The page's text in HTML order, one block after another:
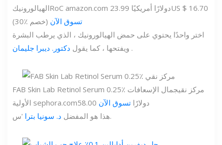
الهيالورونيكRoC amazon.com 23.99 دولارًا أمريكيًاUS $ 16.70
(30٪ خصم) تسوق الآن
اختر واحدًا يحتوي على حمض الهيالورونيك ، الذي يرطب البشرة
ويفتحها ، كما يقول دكتور. ديبرا جليمان .
FAB Skin Lab Retinol Serum 0.25٪ مركز نقيجمال الإسعافات
الأولية sephora.com 58.00 دولارًا تسوق الآن
هذا هو المفضل د. سونيا بترا 'س.